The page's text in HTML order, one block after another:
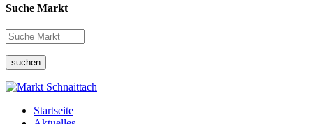
Suche Markt
suchen
Startseite